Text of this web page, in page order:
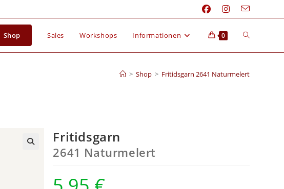
Shop Sales Workshops Informationen 0
> Shop > Fritidsgarn 2641 Naturmelert
Fritidsgarn
2641 Naturmelert